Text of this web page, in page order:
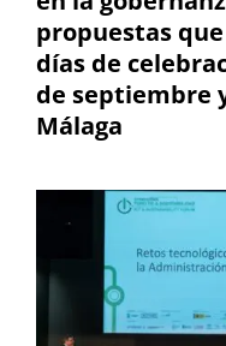
propuestas
días de
de septiembre
Málaga